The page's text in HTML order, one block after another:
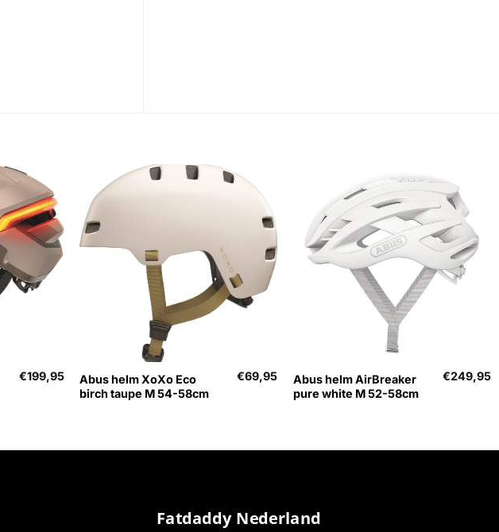
€199,95
Abus helm XoXo Eco
birch taupe M 54-58cm
€69,95
Abus helm AirBreaker
pure white M 52-58cm
€249,95
Fatdaddy Nederland